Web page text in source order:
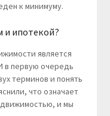
к минимуму.
и ипотекой?
является
в первую очередь
терминов и понять
что означает
и мы